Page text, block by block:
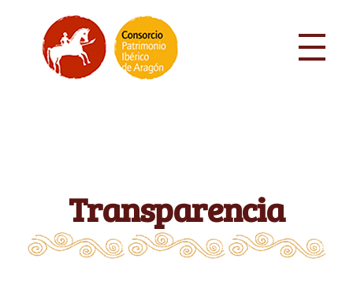
Transparencia